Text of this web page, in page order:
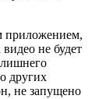
приложением,
не будет
лишнего
других
не запущено